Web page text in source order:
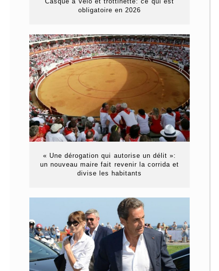
obligatoire en 2026
« Une dérogation qui autorise un délit »:
un nouveau maire fait revenir la corrida et
divise les habitants